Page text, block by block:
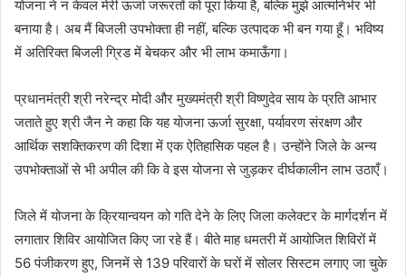
योजना ने न केवल मेरी ऊर्जा जरूरतों को पूरा किया है, बल्कि मुझे आत्मनिर्भर भी
बनाया है। अब मैं बिजली उपभोक्ता ही नहीं, बल्कि उत्पादक भी बन गया हूँ। भविष्य
में अतिरिक्त बिजली ग्रिड में बेचकर और भी लाभ कमाऊँगा।
प्रधानमंत्री श्री नरेन्द्र मोदी और मुख्यमंत्री श्री विष्णुदेव साय के प्रति आभार
जताते हुए श्री जैन ने कहा कि यह योजना ऊर्जा सुरक्षा, पर्यावरण संरक्षण और
आर्थिक सशक्तिकरण की दिशा में एक ऐतिहासिक पहल है। उन्होंने जिले के अन्य
उपभोक्ताओं से भी अपील की कि वे इस योजना से जुड़कर दीर्घकालीन लाभ उठाएँ।
जिले में योजना के क्रियान्वयन को गति देने के लिए जिला कलेक्टर के मार्गदर्शन में
लगातार शिविर आयोजित किए जा रहे हैं। बीते माह धमतरी में आयोजित शिविरों में
56 पंजीकरण हुए, जिनमें से 139 परिवारों के घरों में सोलर सिस्टम लगाए जा चुके